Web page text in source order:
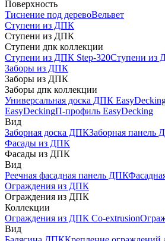
Поверхность
Тиснение под деревоВельвет
Ступени из ДПК
Ступени из ДПК
Ступени дпк коллекции
Ступени из ДПК Step-320Ступени из
Заборы из ДПК
Заборы из ДПК
Заборы дпк коллекции
Универсальная доска ДПК
EasyDeckingП-профиль EasyDecking
Вид
Заборная доска ДПКЗаборная панель
Фасады из ДПК
Фасады из ДПК
Вид
Реечная фасадная панель ДПК
Ограждения из ДПК
Ограждения из ДПК
Коллекции
Ограждения из ДПК Co-extrusion
Вид